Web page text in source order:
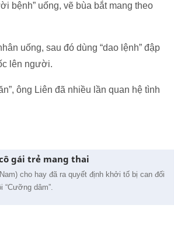
bệnh” uống, vẽ bùa bắt mang theo
uống, sau đó dùng “dao lệnh” đập
lên người.
ông Liên đã nhiều lần quan hệ tình
gái trẻ mang thai
cho hay đã ra quyết định khởi tố bị can đối
dâm”.